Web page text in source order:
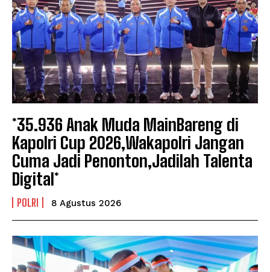
*35.936 Anak Muda MainBareng di
Kapolri Cup 2026,Wakapolri Jangan
Cuma Jadi Penonton,Jadilah Talenta
Digital*
POLRI 8 Agustus 2026